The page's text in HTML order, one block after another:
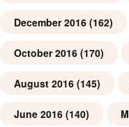
December 2016 (162)
October 2016 (170)
August 2016 (145)
June 2016 (140)